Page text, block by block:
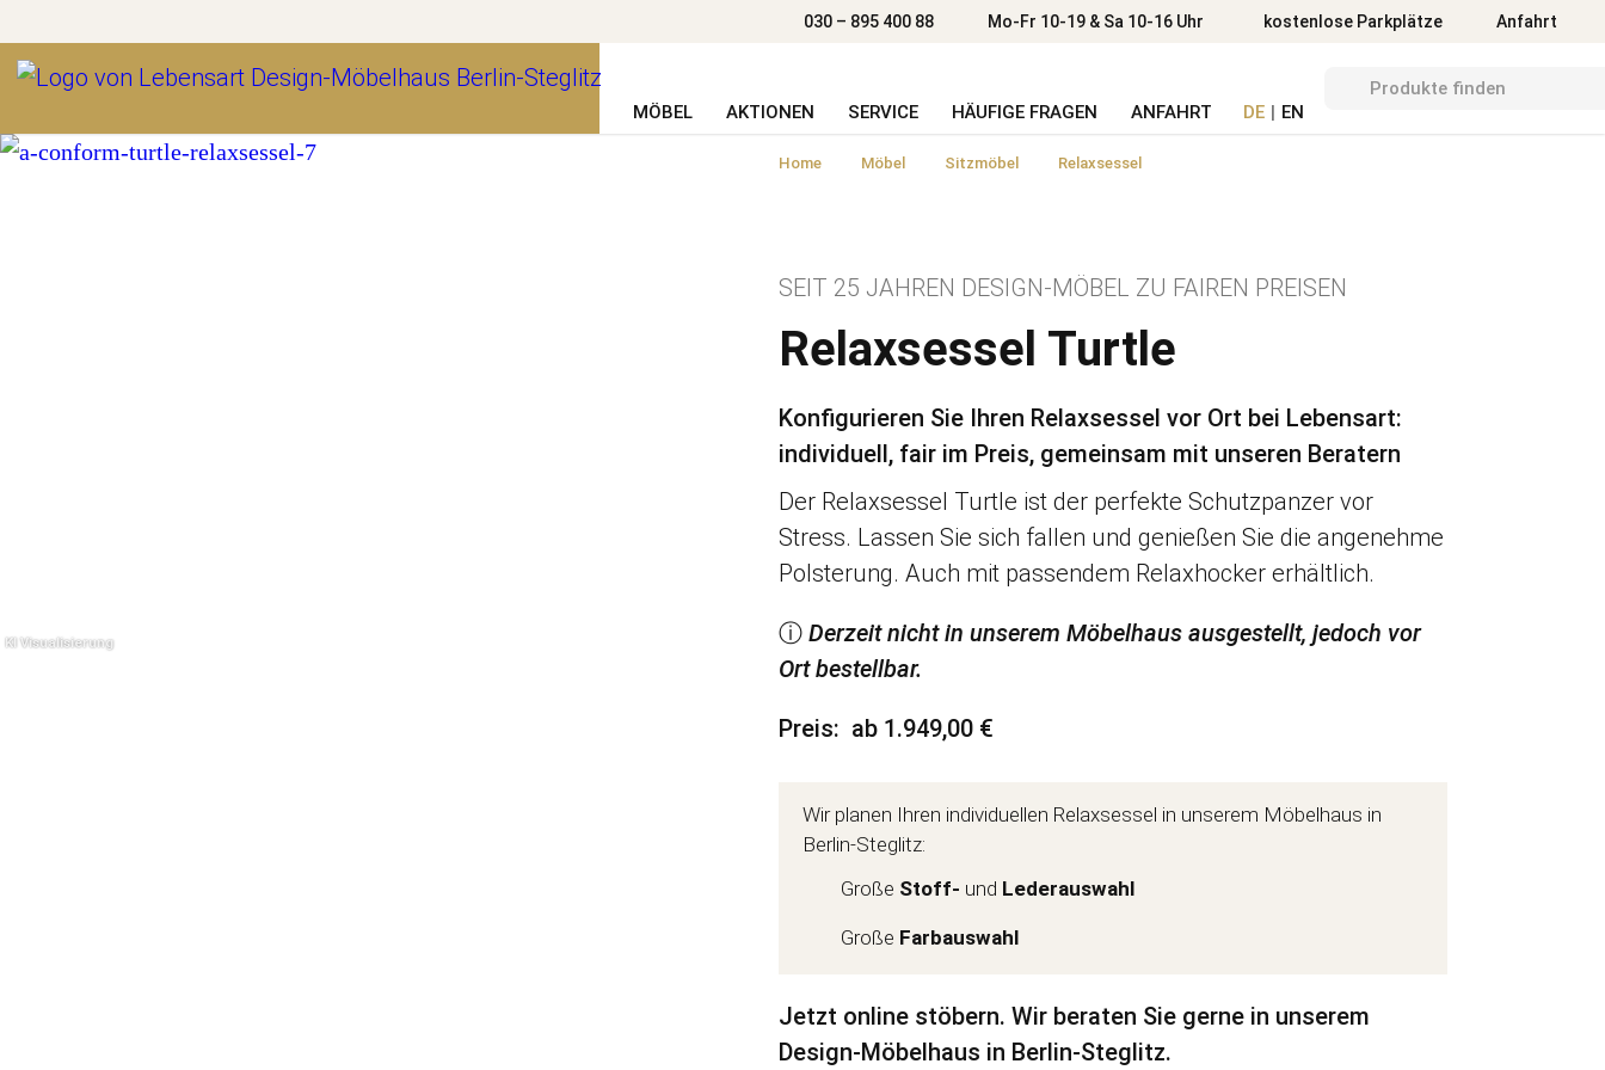
030 – 895 400 88 Mo-Fr 10-19 & Sa 10-16 Uhr kostenlose Parkplätze Anfahrt
MÖBEL AKTIONEN SERVICE HÄUFIGE FRAGEN ANFAHRT DE | EN
Home Möbel Sitzmöbel Relaxsessel
Relaxsessel Turtle
SEIT 25 JAHREN DESIGN-MÖBEL ZU FAIREN PREISEN
Konfigurieren Sie Ihren Relaxsessel vor Ort bei Lebensart:
individuell, fair im Preis, gemeinsam mit unseren Beratern
Der Relaxsessel Turtle ist der perfekte Schutzpanzer vor
Stress. Lassen Sie sich fallen und genießen Sie die angenehme
Polsterung. Auch mit passendem Relaxhocker erhältlich.
ⓘ Derzeit nicht in unserem Möbelhaus ausgestellt, jedoch vor
Ort bestellbar.
Preis ab 1.949,00 €
Wir planen Ihren individuellen Relaxsessel in unserem Möbelhaus in
Berlin-Steglitz:
Große Stoff- und Lederauswahl
Große Farbauswahl
Jetzt online stöbern. Wir beraten Sie gerne in unserem
Design-Möbelhaus in Berlin-Steglitz.